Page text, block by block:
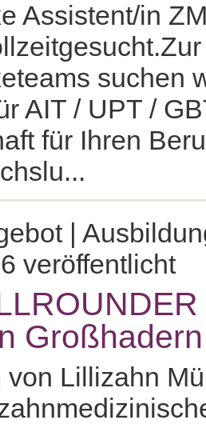
Assistent/in
suchen
AIT / UPT /
für Ihren
|
veröffentlicht
Großhadern
von Lillizahn